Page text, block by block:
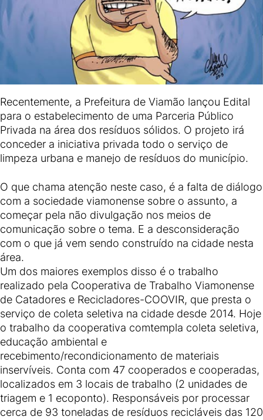
Recentemente, a Prefeitura de Viamão lançou Edital
para o estabelecimento de uma Parceria Público
Privada na área dos resíduos sólidos. O projeto irá
conceder a iniciativa privada todo o serviço de
limpeza urbana e manejo de resíduos do município.
O que chama atenção neste caso, é a falta de diálogo
com a sociedade viamonense sobre o assunto, a
começar pela não divulgação nos meios de
comunicação sobre o tema. E a desconsideração
com o que já vem sendo construído na cidade nesta
área.
Um dos maiores exemplos disso é o trabalho
realizado pela Cooperativa de Trabalho Viamonense
de Catadores e Recicladores-COOVIR, que presta o
serviço de coleta seletiva na cidade desde 2014. Hoje
o trabalho da cooperativa comtempla coleta seletiva,
educação ambiental e
recebimento/recondicionamento de materiais
inservíveis. Conta com 47 cooperados e cooperadas,
localizados em 3 locais de trabalho (2 unidades de
triagem e 1 ecoponto). Responsáveis por processar
cerca de 93 toneladas de resíduos recicláveis das 120